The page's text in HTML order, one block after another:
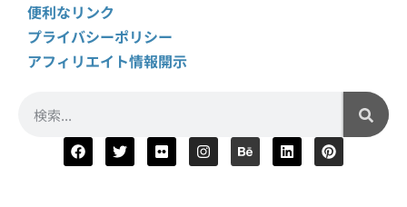
便利なリンク
プライバシーポリシー
アフィリエイト情報開示